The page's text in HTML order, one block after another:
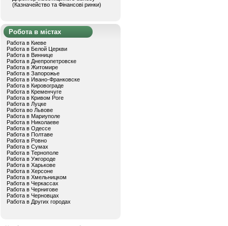
(Казначейство та Фінансові ринки)
Робота в містах
Работа в Киеве
Работа в Белой Церкви
Работа в Виннице
Работа в Днепропетровске
Работа в Житомире
Работа в Запорожье
Работа в Ивано-Франковске
Работа в Кировограде
Работа в Кременчуге
Работа в Кривом Роге
Работа в Луцке
Работа во Львове
Работа в Мариуполе
Работа в Николаеве
Работа в Одессе
Работа в Полтаве
Работа в Ровно
Работа в Сумах
Работа в Тернополе
Работа в Ужгороде
Работа в Харькове
Работа в Херсоне
Работа в Хмельницком
Работа в Черкассах
Работа в Чернигове
Работа в Черновцах
Работа в Других городах